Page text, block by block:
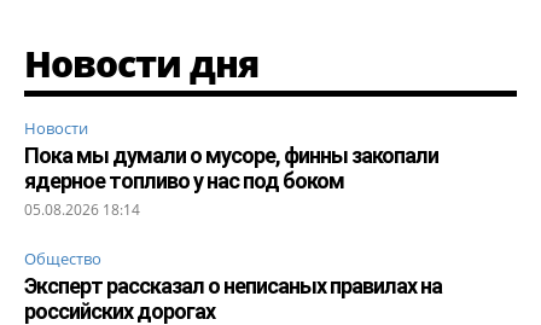
Новости дня
Новости
Пока мы думали о мусоре, финны закопали
ядерное топливо у нас под боком
05.08.2026 18:14
Общество
Эксперт рассказал о неписаных правилах на
российских дорогах